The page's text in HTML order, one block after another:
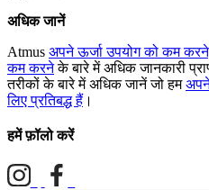
अधिक जानें
Atmus अपने ऊर्जा उपयोग को कम
कम करनेके बारे में अधिक जानकारी
तरीकों के बारे में अधिक जानें जो हम
लिए प्रतिबद्ध हैं ।
हमें फ़ॉलो करें